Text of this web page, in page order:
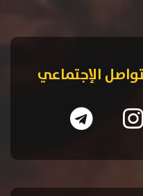
الإجتماعي